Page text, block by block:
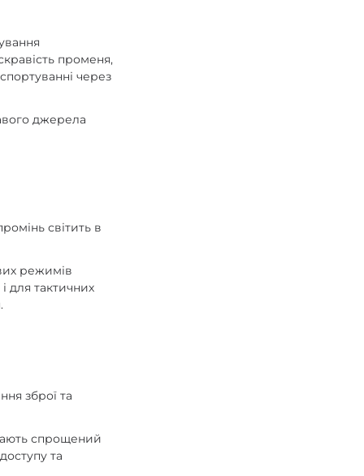
променя,
через
джерела
світить в
режимів
для тактичних
зброї та
спрощений
та